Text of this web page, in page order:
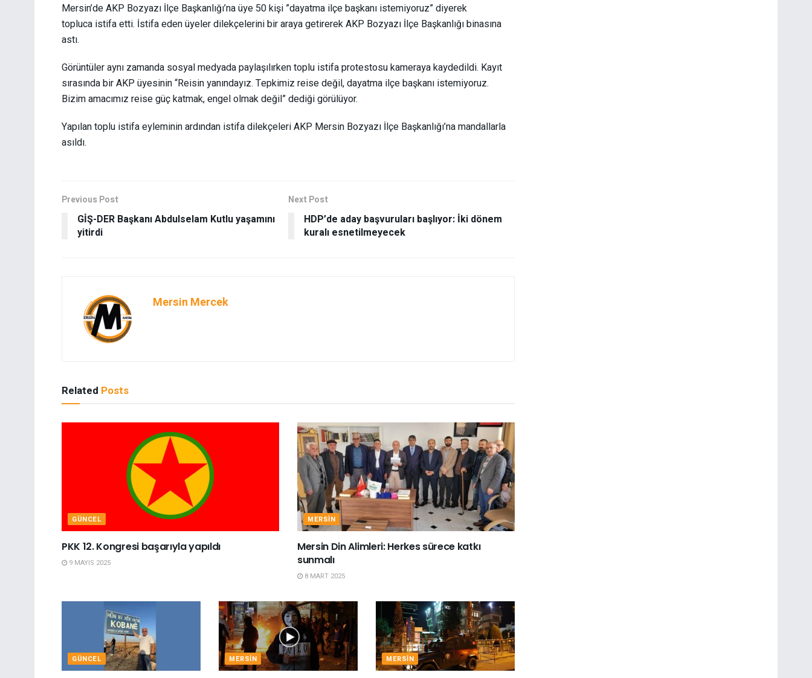
Mersin’de AKP Bozyazı İlçe Başkanlığı’na üye 50 kişi ”dayatma ilçe başkanı istemiyoruz” diyerek
topluca istifa etti. İstifa eden üyeler dilekçelerini bir araya getirerek AKP Bozyazı İlçe Başkanlığı binasına
astı.
Görüntüler aynı zamanda sosyal medyada paylaşılırken toplu istifa protestosu kameraya kaydedildi. Kayıt
sırasında bir AKP üyesinin “Reisin yanındayız. Tepkimiz reise değil, dayatma ilçe başkanı istemiyoruz.
Bizim amacımız reise güç katmak, engel olmak değil” dediği görülüyor.
Yapılan toplu istifa eyleminin ardından istifa dilekçeleri AKP Mersin Bozyazı İlçe Başkanlığı’na mandallarla
asıldı.
Previous Post
GİŞ-DER Başkanı Abdulselam Kutlu yaşamını
yitirdi
Next Post
HDP’de aday başvuruları başlıyor: İki dönem
kuralı esnetilmeyecek
Mersin Mercek
Related Posts
GÜNCEL
PKK 12. Kongresi başarıyla yapıldı
9 MAYIS 2025
MERSIN
Mersin Din Alimleri: Herkes sürece katkı
sunmalı
8 MART 2025
GÜNCEL MERSIN MERSIN